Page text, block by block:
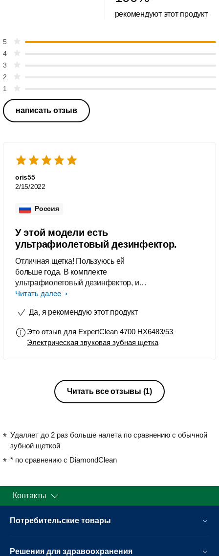
рекомендуют этот продукт
5
4
3
2
1
написать отзыв
oris55
2/15/2022
Россия
У этой модели есть
ультрафиолетовый дезинфектор.
Отличная щетка! Пользуюсь ей
больше года. В комплекте
ультрафиолетовый дезинфектор, и 3
насадки для разных целей. Батарея
Читать далее
Да, я рекомендую этот продукт
Это отзыв для ExpertClean 4700 HX6483/53
Электрическая звуковая зубная щетка
Читать все отзывы (1)
Удаляет до 2 раз больше налета по сравнению с обычной
зубной щеткой
* по сравнению с DiamondClean
Контакты
Потребительские товары
Решения для здравоохранения